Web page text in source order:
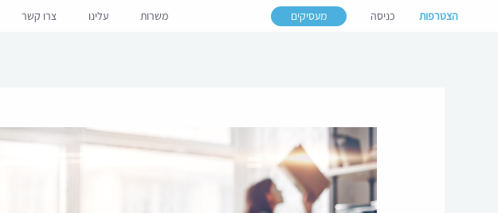
הצטרפות כניסה מעסיקים משרות עלינו צרו קשר